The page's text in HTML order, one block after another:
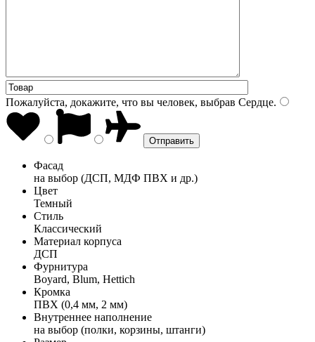
Пожалуйста, докажите, что вы человек, выбрав Сердце.
Фасад
на выбор (ДСП, МДФ ПВХ и др.)
Цвет
Темный
Стиль
Классический
Материал корпуса
ДСП
Фурнитура
Boyard, Blum, Hettich
Кромка
ПВХ (0,4 мм, 2 мм)
Внутреннее наполнение
на выбор (полки, корзины, штанги)